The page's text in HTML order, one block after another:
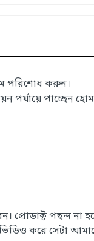
পরিশোধ করুন।
পাচ্ছেন হোম
প্রোডাক্ট
করে সেটা